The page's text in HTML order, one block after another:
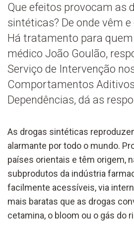
Que efeitos provocam as
sintéticas? De onde vêm
Há tratamento para quem
médico João Goulão,
Serviço de Intervenção
Comportamentos
Dependências, dá as
As drogas sintéticas
alarmante por todo o mundo.
países orientais e têm origem,
subprodutos da indústria
facilmente acessíveis, via
mais baratas que as drogas
cetamina, o bloom ou o gás do